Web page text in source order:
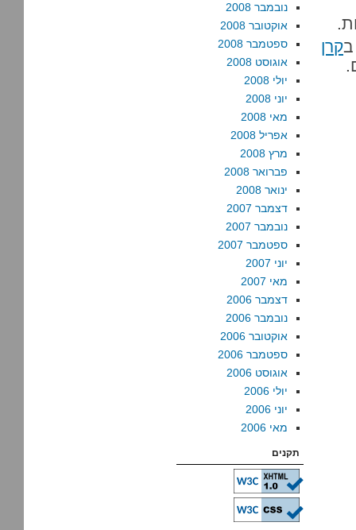
קרן
נובמבר 2008
אוקטובר 2008
ספטמבר 2008
אוגוסט 2008
יולי 2008
יוני 2008
מאי 2008
אפריל 2008
מרץ 2008
פברואר 2008
ינואר 2008
דצמבר 2007
נובמבר 2007
ספטמבר 2007
יוני 2007
מאי 2007
דצמבר 2006
נובמבר 2006
אוקטובר 2006
ספטמבר 2006
אוגוסט 2006
יולי 2006
יוני 2006
מאי 2006
תקנים